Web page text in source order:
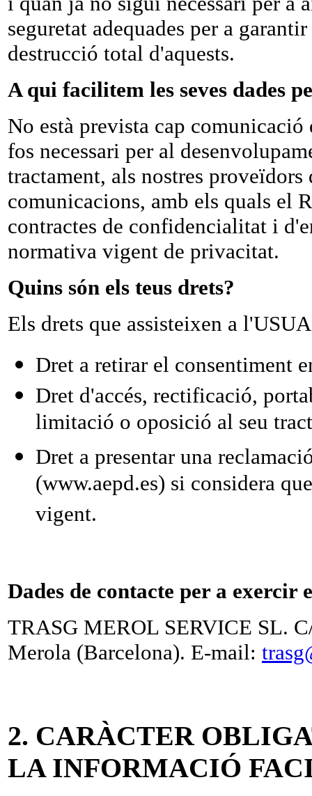
seguretat adequades per a
destrucció total d'aquests.
A qui facilitem les seves dades
No està prevista cap comunicació
fos necessari per al
tractament, als nostres
comunicacions, amb els quals el
contractes de confidencialitat i
normativa vigent de privacitat.
Quins són els teus drets?
Els drets que assisteixen a
Dret a retirar el consentiment
Dret d'accés, rectificació,
limitació o oposició al seu
Dret a presentar una
(www.aepd.es) si considera
vigent.
Dades de contacte per a exercir
TRASG MEROL SERVICE SL.
Merola (Barcelona). E-mail:
2. CARÀCTER
LA INFORMACIÓ